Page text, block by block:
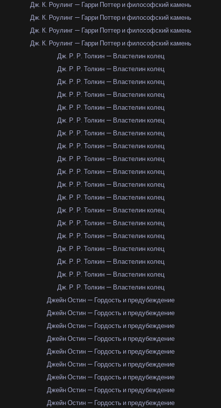
Дж. К. Роулинг — Гарри Поттер и философский камень
Дж. К. Роулинг — Гарри Поттер и философский камень
Дж. К. Роулинг — Гарри Поттер и философский камень
Дж. К. Роулинг — Гарри Поттер и философский камень
Дж. Р. Р. Толкин — Властелин колец
Дж. Р. Р. Толкин — Властелин колец
Дж. Р. Р. Толкин — Властелин колец
Дж. Р. Р. Толкин — Властелин колец
Дж. Р. Р. Толкин — Властелин колец
Дж. Р. Р. Толкин — Властелин колец
Дж. Р. Р. Толкин — Властелин колец
Дж. Р. Р. Толкин — Властелин колец
Дж. Р. Р. Толкин — Властелин колец
Дж. Р. Р. Толкин — Властелин колец
Дж. Р. Р. Толкин — Властелин колец
Дж. Р. Р. Толкин — Властелин колец
Дж. Р. Р. Толкин — Властелин колец
Дж. Р. Р. Толкин — Властелин колец
Дж. Р. Р. Толкин — Властелин колец
Дж. Р. Р. Толкин — Властелин колец
Дж. Р. Р. Толкин — Властелин колец
Дж. Р. Р. Толкин — Властелин колец
Дж. Р. Р. Толкин — Властелин колец
Джейн Остин — Гордость и предубеждение
Джейн Остин — Гордость и предубеждение
Джейн Остин — Гордость и предубеждение
Джейн Остин — Гордость и предубеждение
Джейн Остин — Гордость и предубеждение
Джейн Остин — Гордость и предубеждение
Джейн Остин — Гордость и предубеждение
Джейн Остин — Гордость и предубеждение
Джейн Остин — Гордость и предубеждение